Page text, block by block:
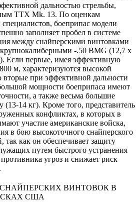
дальностью стрельбы,
ТТХ Mk. 13. По оценкам
боеприпас модели
заполняет пробел в системе
между снайперскими винтовками
-.50 BMG (12,7 х
Если первые, имея эффективную
м, характеризуются высокой
вторые при эффективной дальности
мощности боеприпаса имеют
а также весьма большие
(13-14 кг). Кроме того, представитель
конфликтах, в которых в
участие американские войска,
в бою высокоточного снайперского
так как он обеспечивает защиту
путем быстрого устранения
угроз и снижает риск